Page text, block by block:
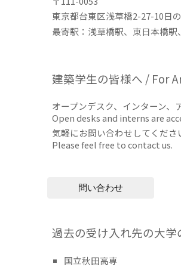
東京都台東区浅草橋2-27-10日
最寄駅：浅草橋駅、東日本橋
建築学生の皆様へ / For
オープンデスク、インターン、
Open desks and interns are
気軽にお問い合わせしてくださ
Please feel free to contact us.
問い合わせ
過去の受け入れ先の大学
国立秋田高専